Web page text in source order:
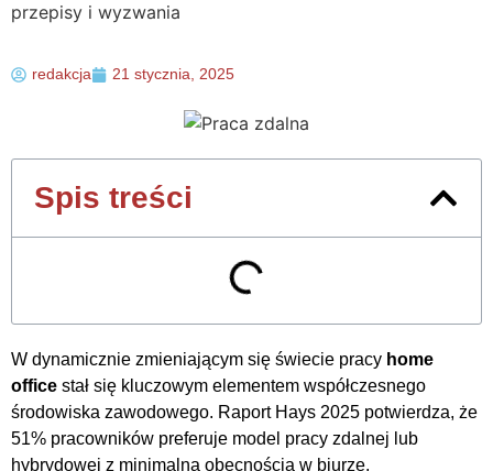
przepisy i wyzwania
redakcja 21 stycznia, 2025
Spis treści
W dynamicznie zmieniającym się świecie pracy home
office stał się kluczowym elementem współczesnego
środowiska zawodowego. Raport Hays 2025 potwierdza, że
51% pracowników preferuje model pracy zdalnej lub
hybrydowej z minimalną obecnością w biurze.